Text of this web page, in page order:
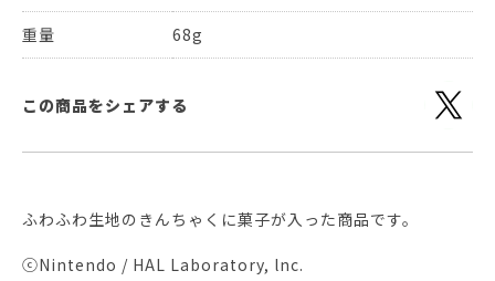
重量 68g
この商品をシェアする
ふわふわ生地のきんちゃくに菓子が入った商品です。
ⓒNintendo / HAL Laboratory, lnc.